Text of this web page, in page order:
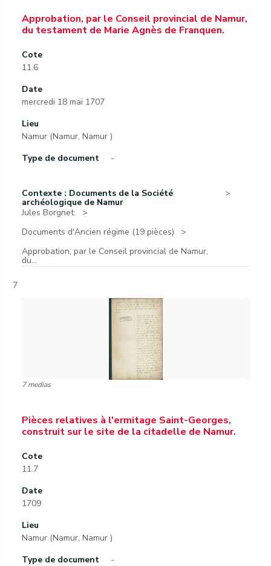
Approbation, par le Conseil provincial de Namur,
du testament de Marie Agnès de Franquen.
Cote
11.6
Date
mercredi 18 mai 1707
Lieu
Namur (Namur, Namur )
Type de document
-
Contexte : Documents de la Société
archéologique de Namur
Jules Borgnet.
Documents d'Ancien régime (19 pièces)
Approbation, par le Conseil provincial de Namur,
du...
7
7 medias
Pièces relatives à l'ermitage Saint-Georges,
construit sur le site de la citadelle de Namur.
Cote
11.7
Date
1709
Lieu
Namur (Namur, Namur )
Type de document
-